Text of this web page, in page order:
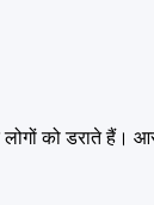
को डराते हैं।